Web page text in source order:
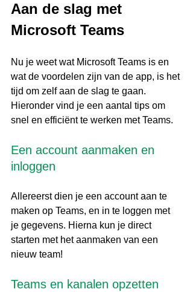
Aan de slag met
Microsoft Teams
Nu je weet wat Microsoft Teams is en
wat de voordelen zijn van de app, is het
tijd om zelf aan de slag te gaan.
Hieronder vind je een aantal tips om
snel en efficiënt te werken met Teams.
Een account aanmaken en
inloggen
Allereerst dien je een account aan te
maken op Teams, en in te loggen met
je gegevens. Hierna kun je direct
starten met het aanmaken van een
nieuw team!
Teams en kanalen opzetten